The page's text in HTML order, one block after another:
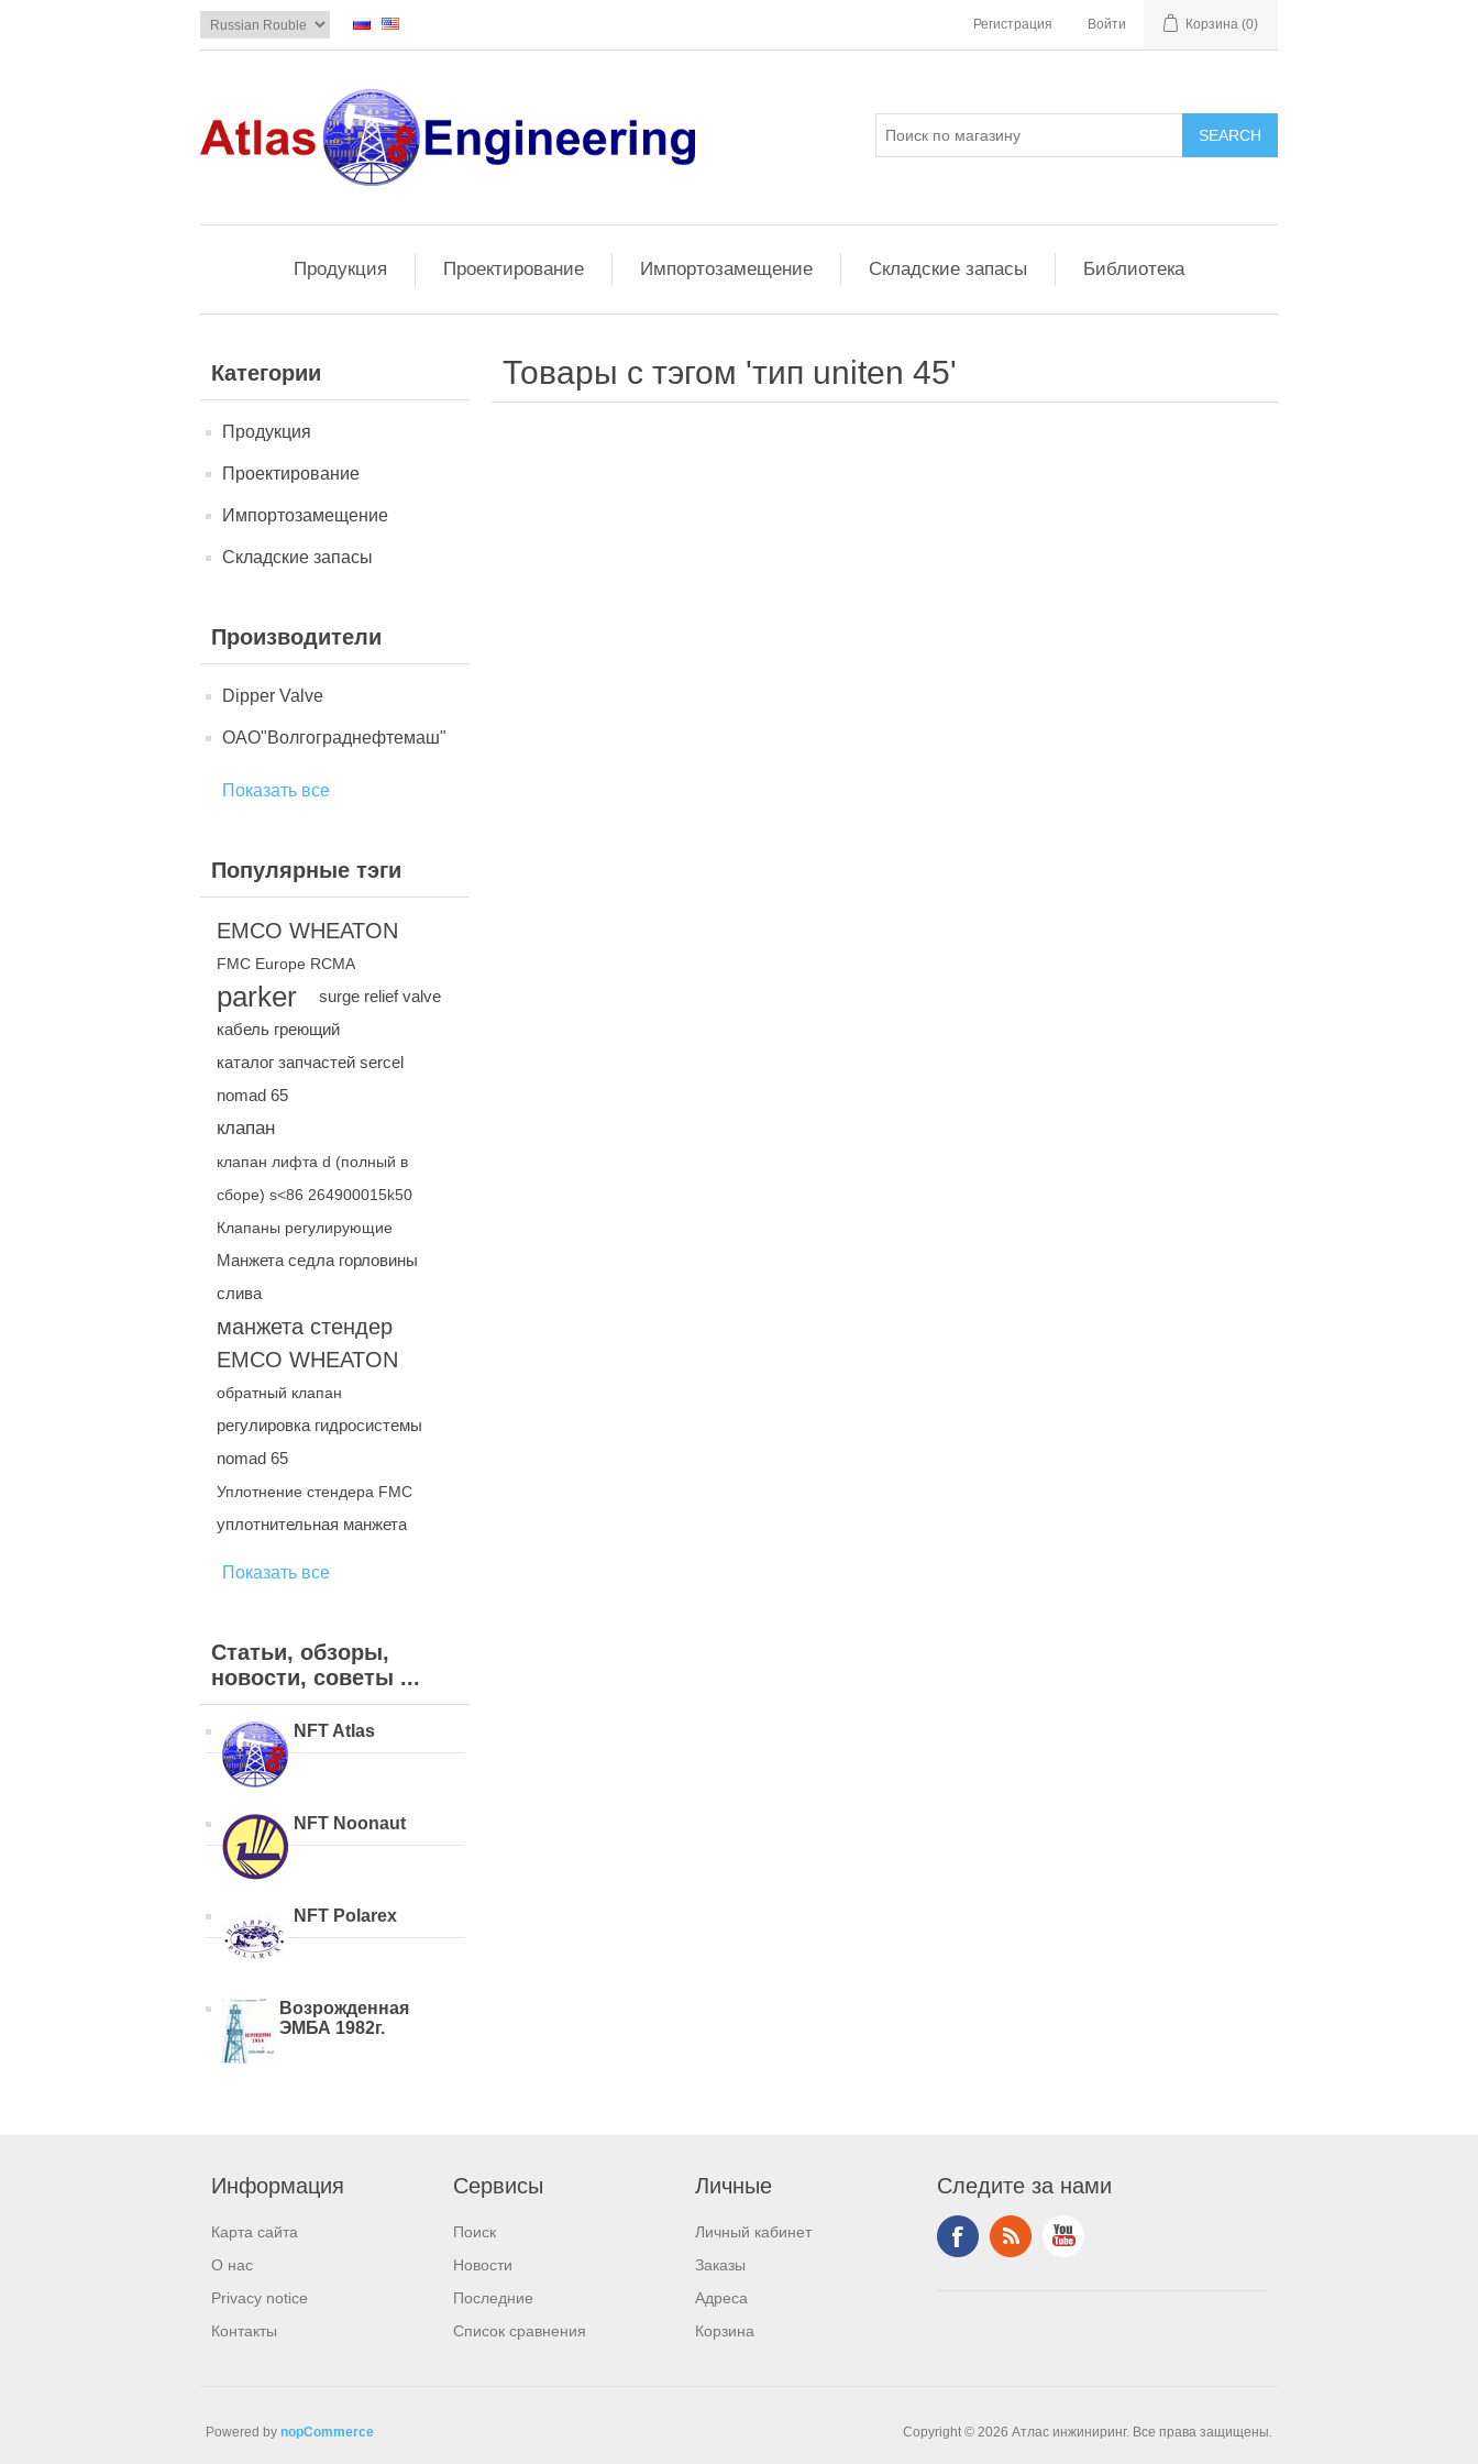
Регистрация Войти Корзина (0)
Продукция Проектирование Импортозамещение Складские запасы Библиотека
Категории
Продукция
Проектирование
Импортозамещение
Складские запасы
Производители
Dipper Valve
ОАО"Волгограднефтемаш"
Показать все
Популярные тэги
EMCO WHEATON
FMC Europe RCMA
parker
surge relief valve
кабель греющий
каталог запчастей sercel
nomad 65
клапан
клапан лифта d (полный в
сборе) s<86 264900015k50
Клапаны регулирующие
Манжета седла горловины
слива
манжета стендер
EMCO WHEATON
обратный клапан
регулировка гидросистемы
nomad 65
Уплотнение стендера FMC
уплотнительная манжета
Показать все
Статьи, обзоры,
новости, советы ...
NFT Atlas
NFT Noonaut
NFT Polarex
Возрожденная
ЭМБА 1982г.
Товары с тэгом 'тип uniten 45'
Информация
Карта сайта
О нас
Privacy notice
Контакты
Сервисы
Поиск
Новости
Последние
Список сравнения
Личные
Личный кабинет
Заказы
Адреса
Корзина
Следите за нами
Copyright © 2026 Атлас инжиниринг. Все права защищены.
Powered by nopCommerce